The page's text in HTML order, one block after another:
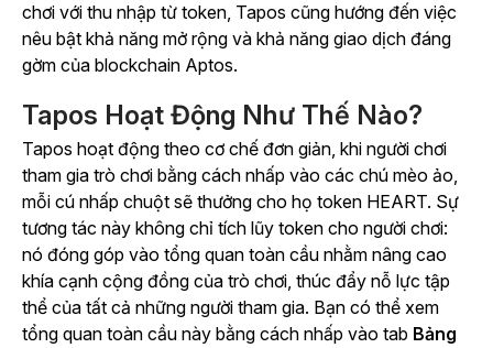
chơi với thu nhập từ token, Tapos cũng hướng đến việc
nêu bật khả năng mở rộng và khả năng giao dịch đáng
gờm của blockchain Aptos.
Tapos Hoạt Động Như Thế Nào?
Tapos hoạt động theo cơ chế đơn giản, khi người chơi
tham gia trò chơi bằng cách nhấp vào các chú mèo ảo,
mỗi cú nhấp chuột sẽ thưởng cho họ token HEART. Sự
tương tác này không chỉ tích lũy token cho người chơi:
nó đóng góp vào tổng quan toàn cầu nhằm nâng cao
khía cạnh cộng đồng của trò chơi, thúc đẩy nỗ lực tập
thể của tất cả những người tham gia. Bạn có thể xem
tổng quan toàn cầu này bằng cách nhấp vào tab Bảng